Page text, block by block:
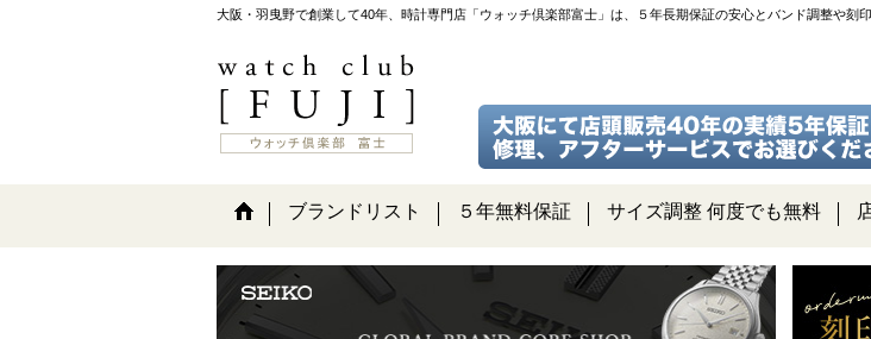
大阪・羽曳野で創業して40年、時計専門店「ウォッチ倶楽部富士」は、５年長期保証の安心とバンド調整や刻
ブランドリスト ５年無料保証 サイズ調整 何度でも無料